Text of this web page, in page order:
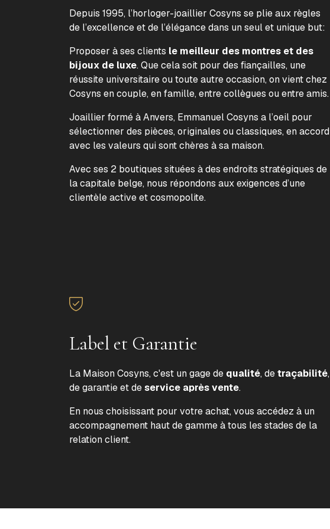
Depuis 1995, l’horloger-joaillier Cosyns se plie aux règles
de l’excellence et de l’élégance dans un seul et unique but:
Proposer à ses clients le meilleur des montres et des
bijoux de luxe. Que cela soit pour des fiançailles, une
réussite universitaire ou toute autre occasion, on vient chez
Cosyns en couple, en famille, entre collègues ou entre amis.
Joaillier formé à Anvers, Emmanuel Cosyns a l’oeil pour
sélectionner des pièces, originales ou classiques, en accord
avec les valeurs qui sont chères à sa maison.
Avec ses 2 boutiques situées à des endroits stratégiques de
la capitale belge, nous répondons aux exigences d’une
clientèle active et cosmopolite.
Label et Garantie
La Maison Cosyns, c'est un gage de qualité, detraçabilité,
de garantie et deservice après vente.
En nous choisissant pour votre achat, vous accédez à un
accompagnement haut de gamme à tous les stades de la
relation client.